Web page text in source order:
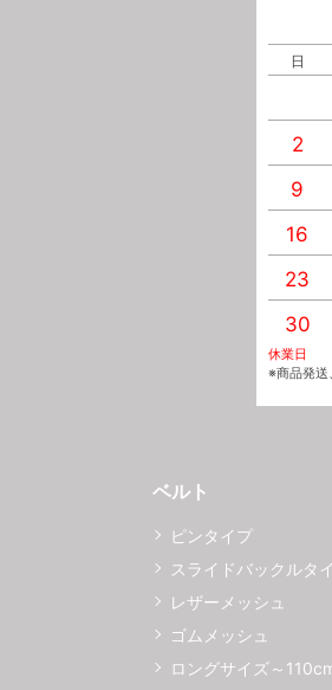
日
2
9
16
23
30
休業日
※商品発送
ベルト
ピンタイプ
スライドバックルタ
レザーメッシュ
ゴムメッシュ
ロングサイズ～